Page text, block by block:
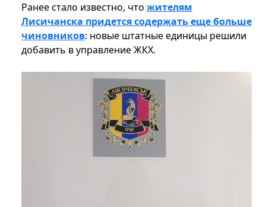
Ранее стало известно, что жителям
Лисичанска придется содержать еще больше
чиновников: новые штатные единицы решили
добавить в управление ЖКХ.